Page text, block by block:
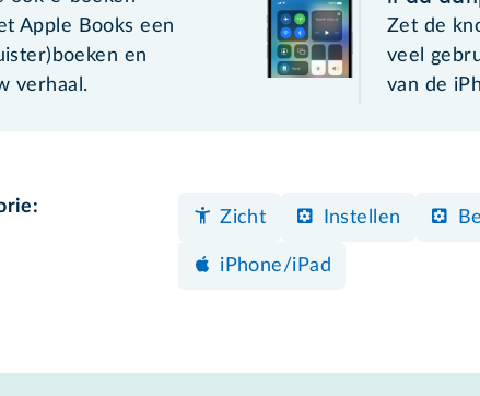
Apple Books een
en
verhaal.
Zet de
veel
van de
Zicht Instellen
iPhone/iPad